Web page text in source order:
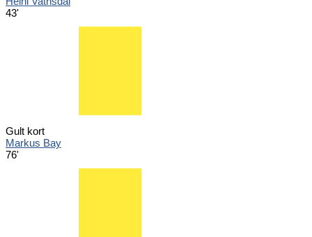
43'
Gult kort
Markus Bay
76'